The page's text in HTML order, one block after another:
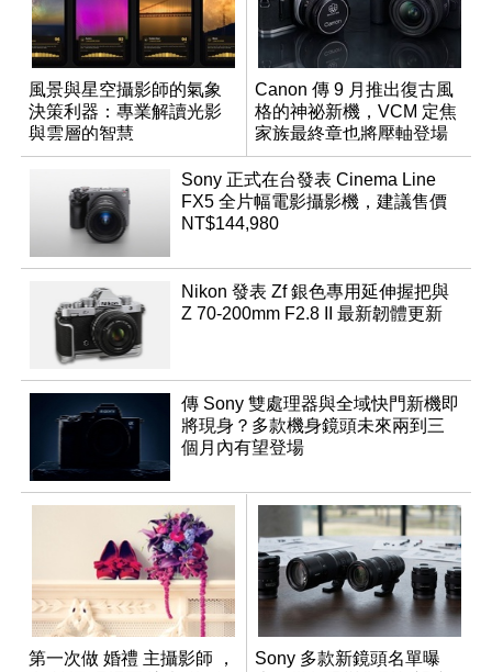
風景與星空攝影師的氣象
決策利器：專業解讀光影
與雲層的智慧
App「Atmos」登場
Canon 傳 9 月推出復古風
格的神祕新機，VCM 定焦
家族最終章也將壓軸登場
Sony 正式在台發表 Cinema Line
FX5 全片幅電影攝影機，建議售價
NT$144,980
Nikon 發表 Zf 銀色專用延伸握把與
Z 70-200mm F2.8 II 最新韌體更新
傳 Sony 雙處理器與全域快門新機即
將現身？多款機身鏡頭未來兩到三
個月內有望登場
第一次做 婚禮 主攝影師 ，
Sony 多款新鏡頭名單曝